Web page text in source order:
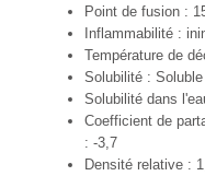
Point de fusion :
Inflammabilité :
Température de
Solubilité :
Solubilité dans
Coefficient de
: -3,7
Densité relative :